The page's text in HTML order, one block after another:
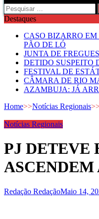
Pesquisar
por:
Destaques
CASO BIZARRO
PÃO DE LÓ
JUNTA DE
DETIDO SUSPEITO
FESTIVAL DE
CÂMARA DE RIO
AZAMBUJA: JÁ
Home>>Notícias Regionais
Notícias Regionais
PJ DETEVE
ASCENDEM
Redação RedaçãoMaio 14,